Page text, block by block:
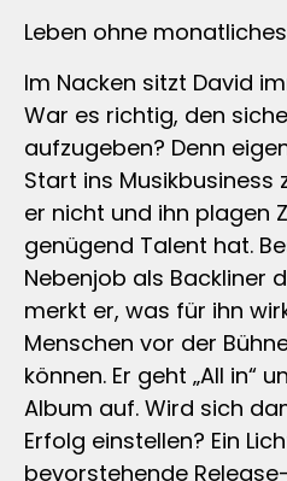
Leben ohne
Im Nacken sitzt David
War es richtig, den
aufzugeben? Denn
Start ins Musikbusiness
er nicht und ihn plagen
genügend Talent hat.
Nebenjob als Backliner
merkt er, was für ihn
Menschen vor der
können. Er geht „All in“
Album auf. Wird sich
Erfolg einstellen? Ein
bevorstehende